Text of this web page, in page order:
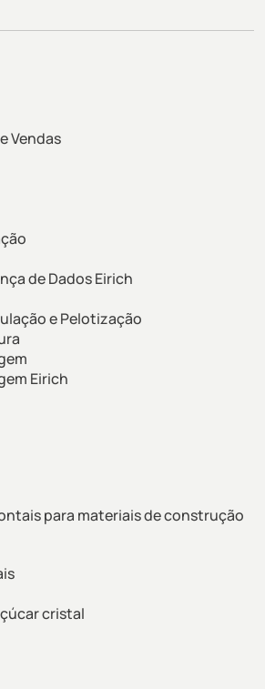
Vendas
de Dados Eirich
e Pelotização
Eirich
para materiais de construção
cristal